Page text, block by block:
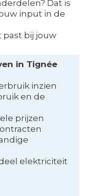
Dat is
input in de
bij jouw
in Tignée
inzien
en de
prijzen
elektriciteit